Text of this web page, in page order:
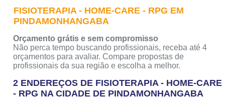
FISIOTERAPIA - HOME-CARE - RPG EM
PINDAMONHANGABA
Orçamento grátis e sem compromisso
Não perca tempo buscando profissionais, receba até 4
orçamentos para avaliar. Compare propostas de
profissionais da sua região e escolha a melhor.
2 ENDEREÇOS DE FISIOTERAPIA - HOME-CARE
- RPG NA CIDADE DE PINDAMONHANGABA